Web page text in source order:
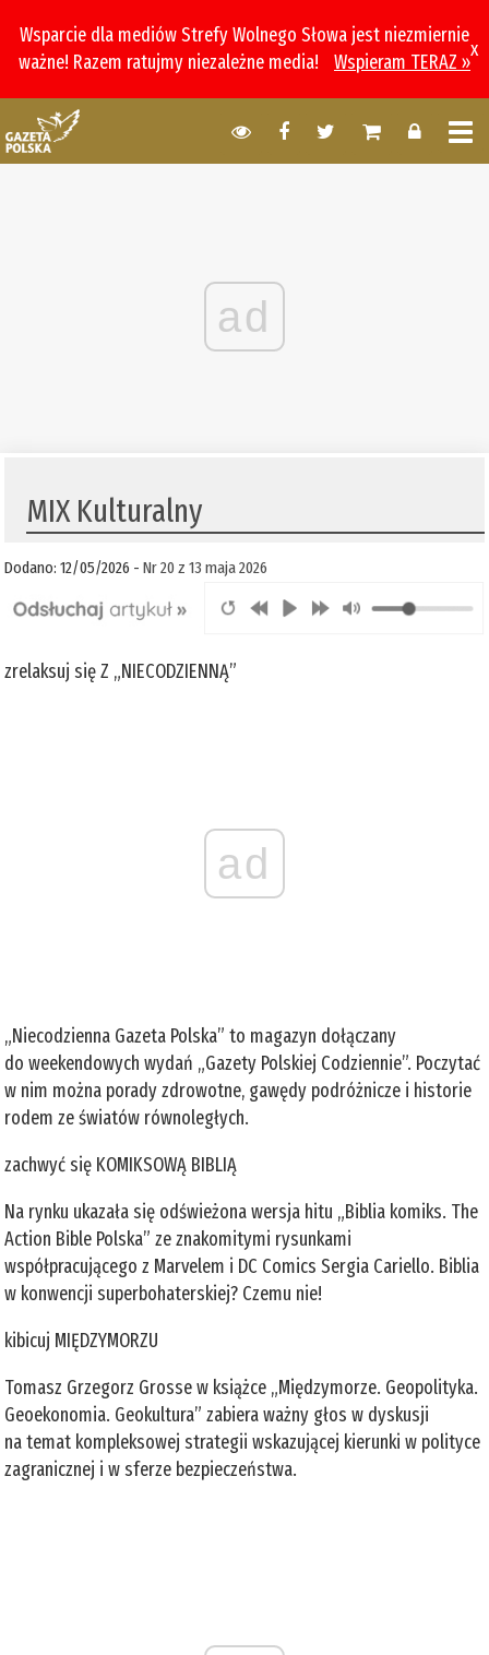
Wsparcie dla mediów Strefy Wolnego Słowa jest niezmiernie
ważne! Razem ratujmy niezależne media!
Wspieram TERAZ »
x
ad
MIX Kulturalny
Dodano: 12/05/2026 -Nr 20 z 13 maja 2026
zrelaksuj się Z „NIECODZIENNĄ”
ad
„Niecodzienna Gazeta Polska” to magazyn dołączany
do weekendowych wydań „Gazety Polskiej Codziennie”. Poczytać
w nim można porady zdrowotne, gawędy podróżnicze i historie
rodem ze światów równoległych.
zachwyć się KOMIKSOWĄ BIBLIĄ
Na rynku ukazała się odświeżona wersja hitu „Biblia komiks. The
Action Bible Polska” ze znakomitymi rysunkami
współpracującego z Marvelem i DC Comics Sergia Cariello. Biblia
w konwencji superbohaterskiej? Czemu nie!
kibicuj MIĘDZYMORZU
Tomasz Grzegorz Grosse w książce „Międzymorze. Geopolityka.
Geoekonomia. Geokultura” zabiera ważny głos w dyskusji
na temat kompleksowej strategii wskazującej kierunki w polityce
zagranicznej i w sferze bezpieczeństwa.